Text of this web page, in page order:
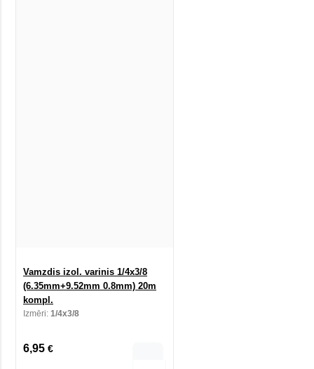
Vamzdis izol. varinis 1/4x3/8
(6.35mm+9.52mm 0.8mm) 20m
kompl.
Izmēri: 1/4x3/8
6,95 €